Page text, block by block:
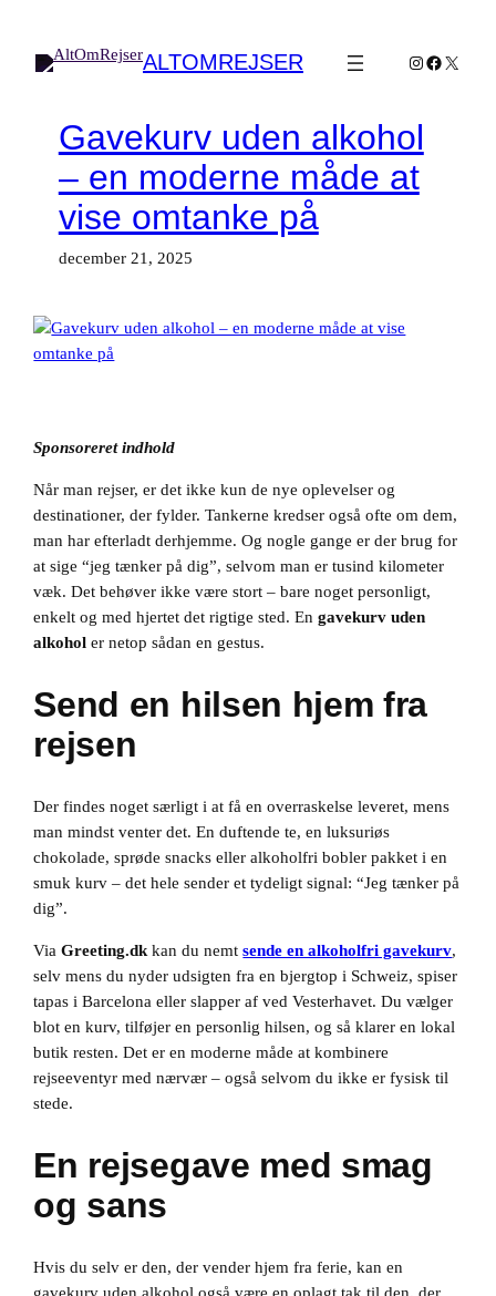
indhold
ALTOMREJSER Instagram
Facebook
X
Gavekurv uden alkohol
– en moderne måde at
vise omtanke på
december 21, 2025
Sponsoreret indhold
Når man rejser, er det ikke kun de nye oplevelser og
destinationer, der fylder. Tankerne kredser også ofte om dem,
man har efterladt derhjemme. Og nogle gange er der brug for
at sige “jeg tænker på dig”, selvom man er tusind kilometer
væk. Det behøver ikke være stort – bare noget personligt,
enkelt og med hjertet det rigtige sted. Engavekurv uden
alkohol er netop sådan en gestus.
Send en hilsen hjem fra
rejsen
Der findes noget særligt i at få en overraskelse leveret, mens
man mindst venter det. En duftende te, en luksuriøs
chokolade, sprøde snacks eller alkoholfri bobler pakket i en
smuk kurv – det hele sender et tydeligt signal: “Jeg tænker på
dig”.
ViaGreeting.dk kan du nemtsende en alkoholfri gavekurv,
selv mens du nyder udsigten fra en bjergtop i Schweiz, spiser
tapas i Barcelona eller slapper af ved Vesterhavet. Du vælger
blot en kurv, tilføjer en personlig hilsen, og så klarer en lokal
butik resten. Det er en moderne måde at kombinere
rejseeventyr med nærvær – også selvom du ikke er fysisk til
stede.
En rejsegave med smag
og sans
Hvis du selv er den, der vender hjem fra ferie, kan en
gavekurv uden alkohol også være en oplagt tak til den, der